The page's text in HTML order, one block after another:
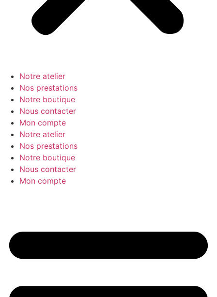
Notre atelier
Nos prestations
Notre boutique
Nous contacter
Mon compte
Notre atelier
Nos prestations
Notre boutique
Nous contacter
Mon compte